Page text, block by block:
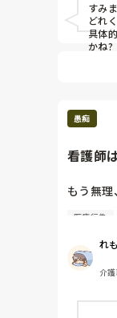
すみ
どれ
具体
かね?
にな
た上
よね…
陥れ
愚痴
看護師
もう無理
てでも
今日、
てぶつ
悩んで
医療行為
れ
介